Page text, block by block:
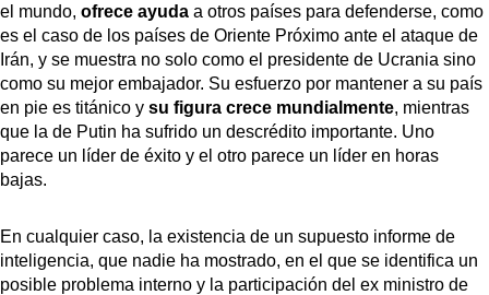
el mundo, ofrece ayuda a otros países para defenderse, como
es el caso de los países de Oriente Próximo ante el ataque de
Irán, y se muestra no solo como el presidente de Ucrania sino
como su mejor embajador. Su esfuerzo por mantener a su país
en pie es titánico y su figura crece mundialmente, mientras
que la de Putin ha sufrido un descrédito importante. Uno
parece un líder de éxito y el otro parece un líder en horas
bajas.
En cualquier caso, la existencia de un supuesto informe de
inteligencia, que nadie ha mostrado, en el que se identifica un
posible problema interno y la participación del ex ministro de